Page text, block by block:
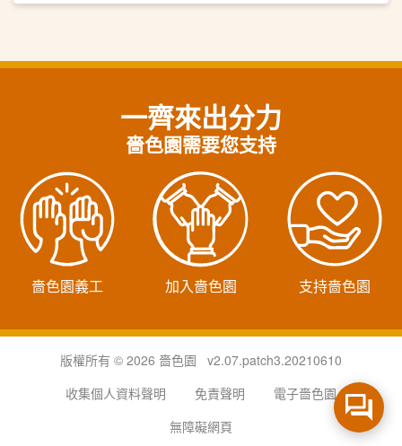
一齊來出分力
嗇色園需要您支持
嗇色園義工 加入嗇色園 支持嗇色園
版權所有 © 2026 嗇色園 v2.07.patch3.20210610
收集個人資料聲明
免責聲明
電子嗇色園
無障礙網頁